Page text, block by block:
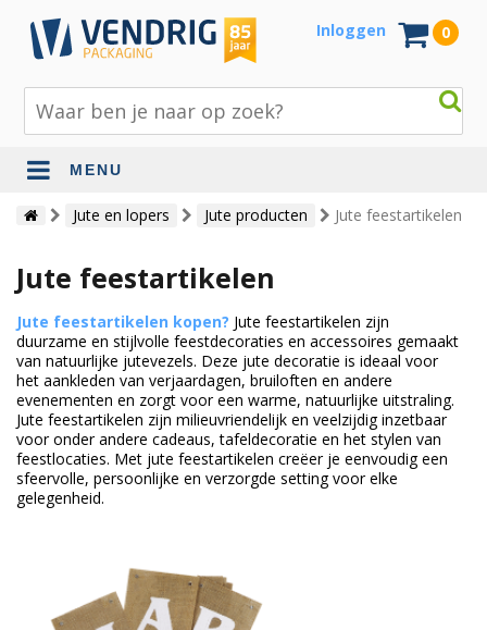
Inloggen 0
MENU
Beschermingsmateriaal
Inpak - en verzendmaterialen
Jute en lopers
Papier en karton
Tape en stickers
Verhuismaterialen
Duurzame verpakkingen
Jute en lopers Jute producten Jute feestartikelen
Jute feestartikelen
Jute feestartikelen kopen? Jute feestartikelen zijn
duurzame en stijlvolle feestdecoraties en accessoires gemaakt
van natuurlijke jutevezels. Deze jute decoratie is ideaal voor
het aankleden van verjaardagen, bruiloften en andere
evenementen en zorgt voor een warme, natuurlijke uitstraling.
Jute feestartikelen zijn milieuvriendelijk en veelzijdig inzetbaar
voor onder andere cadeaus, tafeldecoratie en het stylen van
feestlocaties. Met jute feestartikelen creëer je eenvoudig een
sfeervolle, persoonlijke en verzorgde setting voor elke
gelegenheid.